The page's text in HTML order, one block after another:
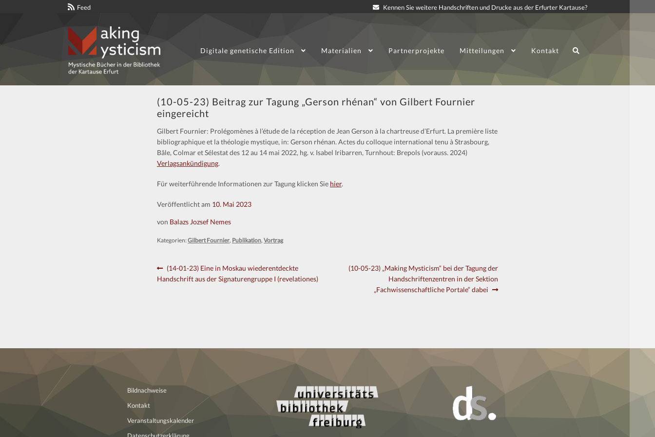
Feed Kennen Sie weitere Handschriften und Drucke aus der Erfurter Kartause?
Zur
Navigation
springen
Zum
Inhalt
springen
Digitale genetische Edition Materialien Partnerprojekte Mitteilungen Kontakt
(10-05-23) Beitrag zur Tagung „Gerson rhénan“ von Gilbert Fournier
eingereicht
Gilbert Fournier: Prolégomènes à l’étude de la réception de Jean Gerson à la chartreuse d’Erfurt. La première liste
bibliographique et la théologie mystique, in: Gerson rhénan. Actes du colloque international tenu à Strasbourg,
Bâle, Colmar et Sélestat des 12 au 14 mai 2022, hg. v. Isabel Iribarren, Turnhout: Brepols (vorauss. 2024)
Verlagsankündigung.
Für weiterführende Informationen zur Tagung klicken Sie hier.
Veröffentlicht am 10. Mai 2023
von Balazs Jozsef Nemes
Kategorien: Gilbert Fournier, Publikation, Vortrag
Beitragsnavigation
Vorheriger
Beitrag:
(14-01-23) Eine in Moskau wiederentdeckte
Handschrift aus der Signaturengruppe I (revelationes)
Nächster
(10-05-23) „Making Mysticism“ bei der Tagung der
Handschriftenzentren in der Sektion
„Fachwissenschaftliche Portale“ dabei
Bildnachweise
Kontakt
Veranstaltungskalender
Datenschutzerklärung